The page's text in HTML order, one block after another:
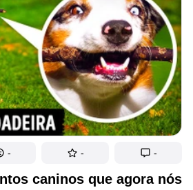
caninos que agora nós
- - -